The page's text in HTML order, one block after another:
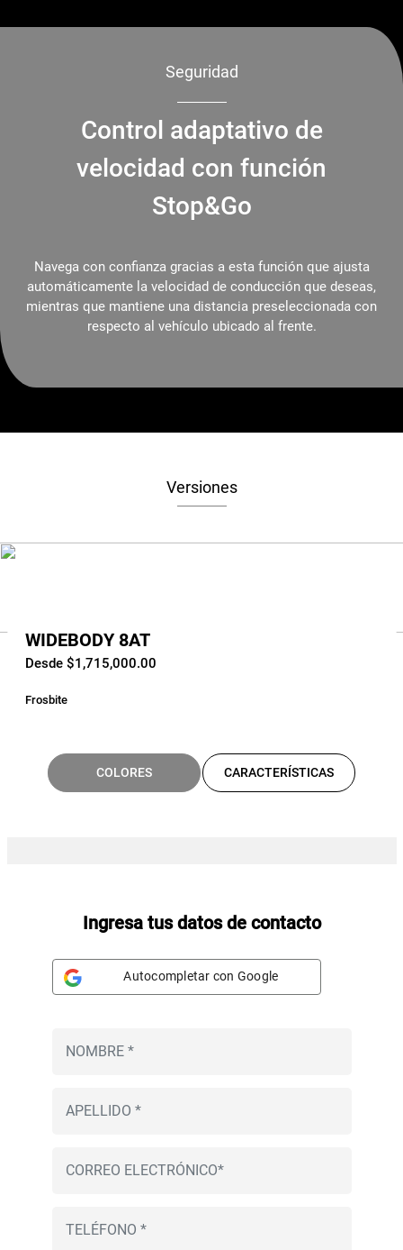
Seguridad
Control adaptativo de
velocidad con función
Stop&Go
Navega con confianza gracias a esta función que ajusta
automáticamente la velocidad de conducción que deseas,
mientras que mantiene una distancia preseleccionada con
respecto al vehículo ubicado al frente.
Versiones
WIDEBODY 8AT
Desde $1,715,000.00
Frosbite
COLORES CARACTERÍSTICAS
Ingresa tus datos de contacto
Autocompletar con Google